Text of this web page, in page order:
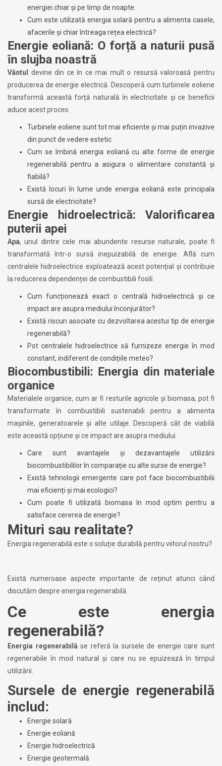
energiei chiar și pe timp de noapte.
Cum este utilizată energia solară pentru a alimenta casele,
afacerile și chiar întreaga rețea electrică?
Energie eoliană: O forță a naturii pusă
în slujba noastră
Vântul
devine din ce în ce mai mult o resursă valoroasă pentru
producerea de energie electrică. Descoperă cum turbinele eoliene
transformă această forță naturală în electricitate și ce beneficii
aduce acest proces.
Turbinele eoliene sunt tot mai eficiente și mai puțin invazive
din punct de vedere estetic.
Cum se îmbină energia eoliană cu alte forme de energie
regenerabilă pentru a asigura o alimentare constantă și
fiabilă?
Există locuri în lume unde energia eoliană este principala
sursă de electricitate?
Energie hidroelectrică: Valorificarea
puterii apei
Apa, unul dintre cele mai abundente resurse naturale, poate fi
transformată într-o sursă inepuizabilă de energie. Află cum
centralele hidroelectrice exploatează acest potențial și contribuie
la reducerea dependenței de combustibili fosili.
Cum funcționează exact o centrală hidroelectrică și ce
impact are asupra mediului înconjurător?
Există riscuri asociate cu dezvoltarea acestui tip de energie
regenerabilă?
Pot centralele hidroelectrice să furnizeze energie în mod
constant, indiferent de condițiile meteo?
Biocombustibili: Energia din materiale
organice
Materialele organice, cum ar fi resturile agricole și biomasa, pot fi
transformate în combustibili sustenabili pentru a alimenta
mașinile, generatoarele și alte utilaje. Descoperă cât de viabilă
este această opțiune și ce impact are asupra mediului.
Care sunt avantajele și dezavantajele utilizării
biocombustibililor în comparație cu alte surse de energie?
Există tehnologii emergente care pot face biocombustibilii
mai eficienți și mai ecologici?
Cum poate fi utilizată biomasa în mod optim pentru a
satisface cererea de energie?
Mituri sau realitate?
Energia regenerabilă este o soluție durabilă pentru viitorul nostru?
Există numeroase aspecte importante de reținut atunci când
discutăm despre energia regenerabilă.
Ce este energia
regenerabilă?
Energia regenerabilă se referă la sursele de energie care sunt
regenerabile în mod natural și care nu se epuizează în timpul
utilizării.
Sursele de energie regenerabilă
includ:
Energie solară
Energie eoliană
Energie hidroelectrică
Energie geotermală